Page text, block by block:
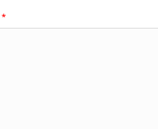
Satres Narkoba Polres
*